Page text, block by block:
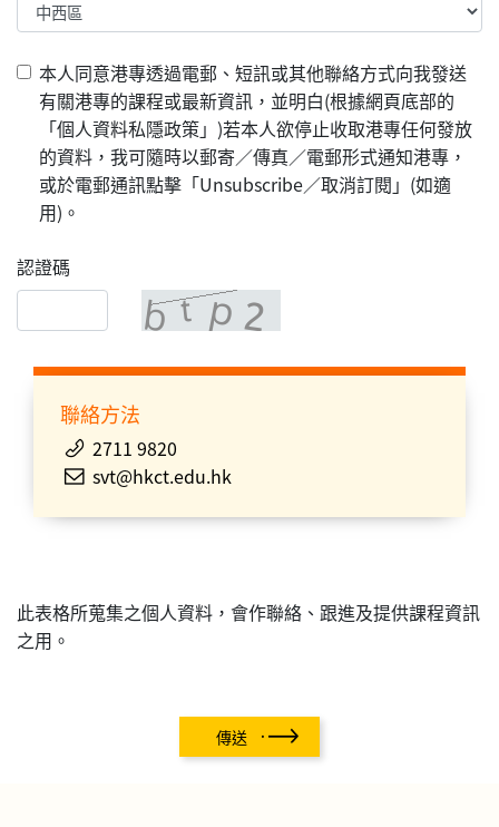
本人同意港專透過電郵、短訊或其他聯絡方式向我發送
有關港專的課程或最新資訊，並明白(根據網頁底部的
「個人資料私隱政策」)若本人欲停止收取港專任何發放
的資料，我可隨時以郵寄／傳真／電郵形式通知港專，
或於電郵通訊點擊「Unsubscribe／取消訂閱」(如適
用)。
認證碼
聯絡方法
2711 9820
svt@hkct.edu.hk
此表格所蒐集之個人資料，會作聯絡、跟進及提供課程資訊
之用。
傳送